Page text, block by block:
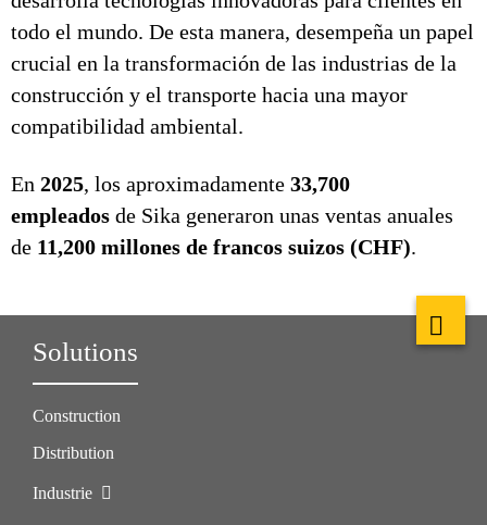
todo el mundo. De esta manera, desempeña un papel
crucial en la transformación de las industrias de la
construcción y el transporte hacia una mayor
compatibilidad ambiental.
En 2025, los aproximadamente 33,700
empleados de Sika generaron unas ventas anuales
de 11,200 millones de francos suizos (CHF).
Solutions
Construction
Distribution
Industrie